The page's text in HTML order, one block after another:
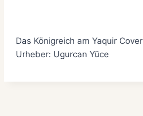
Das Königreich am Yaquir Cover
Urheber: Ugurcan Yüce